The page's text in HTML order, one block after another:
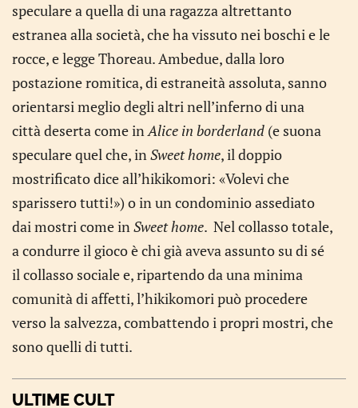
speculare a quella di una ragazza altrettanto
estranea alla società, che ha vissuto nei boschi e le
rocce, e legge Thoreau. Ambedue, dalla loro
postazione romitica, di estraneità assoluta, sanno
orientarsi meglio degli altri nell’inferno di una
città deserta come inAlice in borderland (e suona
speculare quel che, inSweet home, il doppio
mostrificato dice all’hikikomori: «Volevi che
sparissero tutti!») o in un condominio assediato
dai mostri come inSweet home. Nel collasso totale,
a condurre il gioco è chi già aveva assunto su di sé
il collasso sociale e, ripartendo da una minima
comunità di affetti, l’hikikomori può procedere
verso la salvezza, combattendo i propri mostri, che
sono quelli di tutti.
ULTIME CULT